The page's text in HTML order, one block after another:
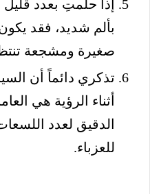
إذا حلمتِ بعدد
بألم شديد، فقد
صغيرة ومشجعة
تذكري دائماً أن
أثناء الرؤية هي
الدقيق لعدد
للعزباء.